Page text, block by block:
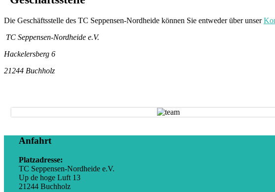
Die Geschäftsstelle des TC Seppensen-Nordheide können Sie entweder über unser
TC Seppensen-Nordheide e.V.
Hackelersberg 6
21244 Buchholz
Anfahrt
Platzadresse:
TC Seppensen-Nordheide e.V.
Up de hoge Luft 13
21244 Buchholz